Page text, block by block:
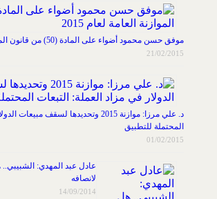
موفق حسن محمود أضواء على المادة (50) من قانون الموازنة العامة لعام 2015
21/02/2015
د. علي مرزا: موازنة 2015 وتحديدها لسقف
المحتملة للتطبيق
01/02/2015
لانصافه
14/09/2014